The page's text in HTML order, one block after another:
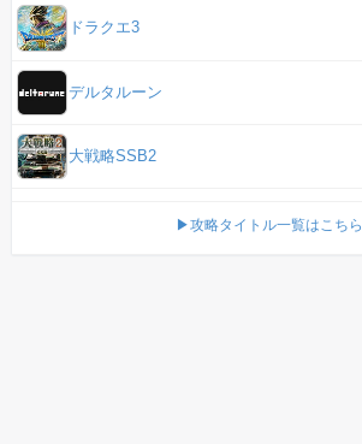
ドラクエ3
デルタルーン
大戦略SSB2
▶攻略タイトル一覧はこちら